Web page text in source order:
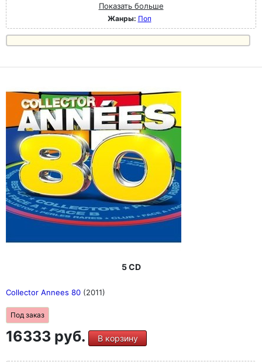
Показать больше
Жанры: Поп
5 CD
Collector Annees 80 (2011)
Под заказ
16333 руб. В корзину